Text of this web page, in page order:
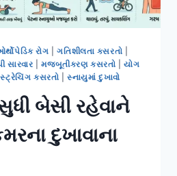
રોગ |ગતિશીલતા કસરતો
સારવાર |મજબૂતીકરણ કસરતો |યોગ
સ્ટ્રેચિંગ કસરતો |સ્નાયુમાં દુખાવો
બેસી રહેવાને
દુખાવાના